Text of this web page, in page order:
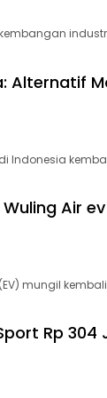
Alternatif
Indonesia
Air
mungil
Rp 304